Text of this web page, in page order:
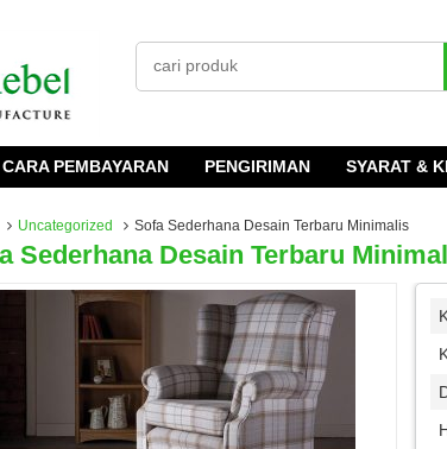
CARA PEMBAYARAN PENGIRIMAN SYARAT &
Uncategorized Sofa Sederhana Desain Terbaru Minimalis
Sederhana Desain Terbaru